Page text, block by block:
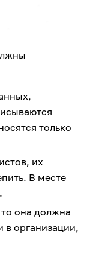
только
их
В месте
она должна
в организации,